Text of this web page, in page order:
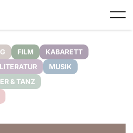
FILM
KABARETT
LITERATUR
MUSIK
& TANZ